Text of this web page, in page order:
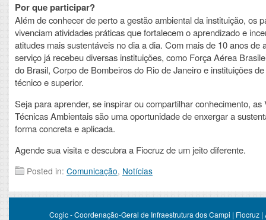
Por que participar?
Além de conhecer de perto a gestão ambiental da instituição, os
vivenciam atividades práticas que fortalecem o aprendizado e
atitudes mais sustentáveis no dia a dia. Com mais de 10 anos de
serviço já recebeu diversas instituições, como Força Aérea
do Brasil, Corpo de Bombeiros do Rio de Janeiro e instituições
técnico e superior.
Seja para aprender, se inspirar ou compartilhar conhecimento, as
Técnicas Ambientais são uma oportunidade de enxergar a
forma concreta e aplicada.
Agende sua visita e descubra a Fiocruz de um jeito diferente.
Posted in: Comunicação, Notícias
Cogic - Coordenação-Geral de Infraestrutura dos Campi | Fiocruz